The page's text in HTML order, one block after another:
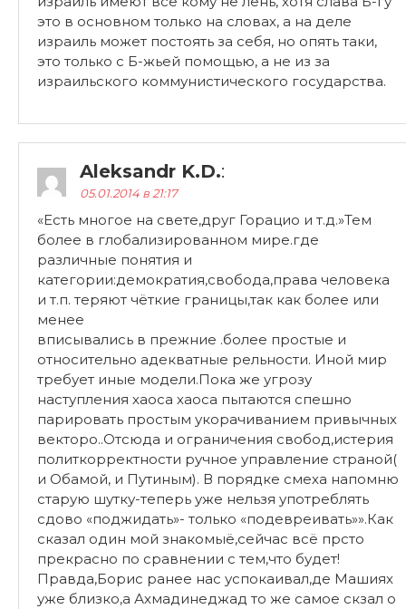
это в основном только на словах, а на деле
израиль может постоять за себя, но опять таки,
это только с Б-жьей помощью, а не из за
израильского коммунистического государства.
Aleksandr K.D.:
05.01.2014 в 21:17
«Есть многое на свете,друг Горацио и т.д.»Тем
более в глобализированном мире.где
различные понятия и
категории:демократия,свобода,права человека
и т.п. теряют чёткие границы,так как более или
менее
вписывались в прежние .более простые и
относительно адекватные рельности. Иной мир
требует иные модели.Пока же угрозу
наступления хаоса хаоса пытаются спешно
парировать простым укорачиванием привычных
векторо..Отсюда и ограничения свобод,истерия
политкорректности ручное управление страной(
и Обамой, и Путиным). В порядке смеха напомню
старую шутку-теперь уже нельзя употреблять
сдово «поджидать»- только «подевреивать»».Как
сказал один мой знакомыё,сейчас всё прсто
прекрасно по сравнении с тем,что будет!
Правда,Борис ранее нас успокаивал,де Машиях
уже близко,а Ахмадинеджад то же самое скзал о